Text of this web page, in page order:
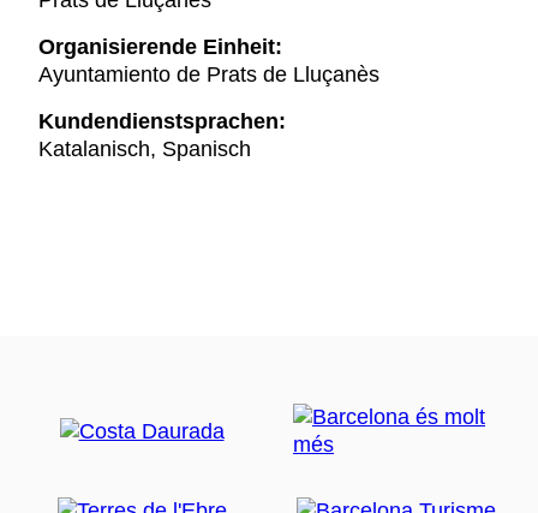
Organisierende Einheit:
Ayuntamiento de Prats de Lluçanès
Kundendienstsprachen:
Katalanisch, Spanisch